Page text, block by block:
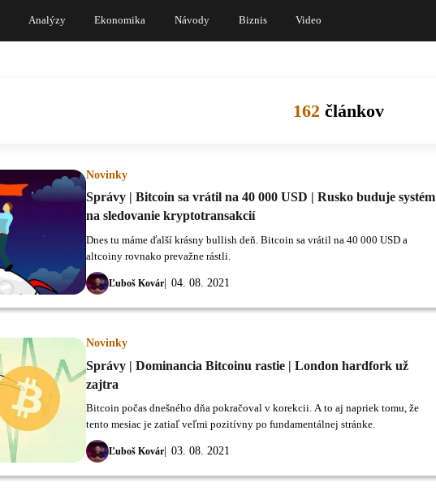
Analýzy Ekonomika Návody Biznis Video
162 článkov
Novinky
Správy | Bitcoin sa vrátil na 40 000 USD | Rusko buduje systém
na sledovanie kryptotransakcií
Ľuboš Kovár 04. 08. 2021
Dnes tu máme ďalší krásny bullish deň. Bitcoin sa vrátil na 40 000 USD a
altcoiny rovnako prevažne rástli.
Novinky
Správy | Dominancia Bitcoinu rastie | London hardfork už
zajtra
Ľuboš Kovár 03. 08. 2021
Bitcoin počas dnešného dňa pokračoval v korekcii. A to aj napriek tomu, že
tento mesiac je zatiaľ veľmi pozitívny po fundamentálnej stránke.